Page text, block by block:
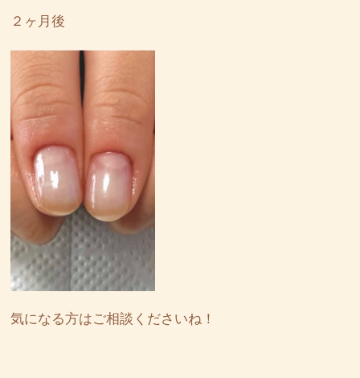
２ヶ月後
気になる方はご相談くださいね！